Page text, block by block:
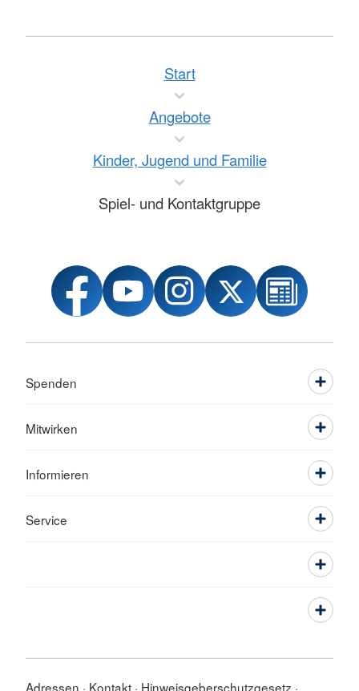
Start
Angebote
Kinder, Jugend und Familie
Spiel- und Kontaktgruppe
Spenden
Mitwirken
Informieren
Service
Adressen Kontakt Hinweisgeberschutzgesetz